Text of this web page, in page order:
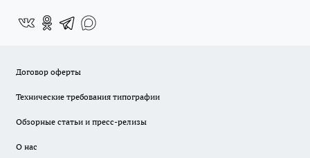
Договор оферты
Технические требования типографии
Обзорные статьи и пресс-релизы
О нас